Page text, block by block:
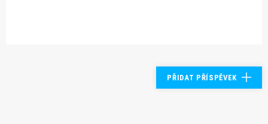
PŘIDAT PŘÍSPĚVEK